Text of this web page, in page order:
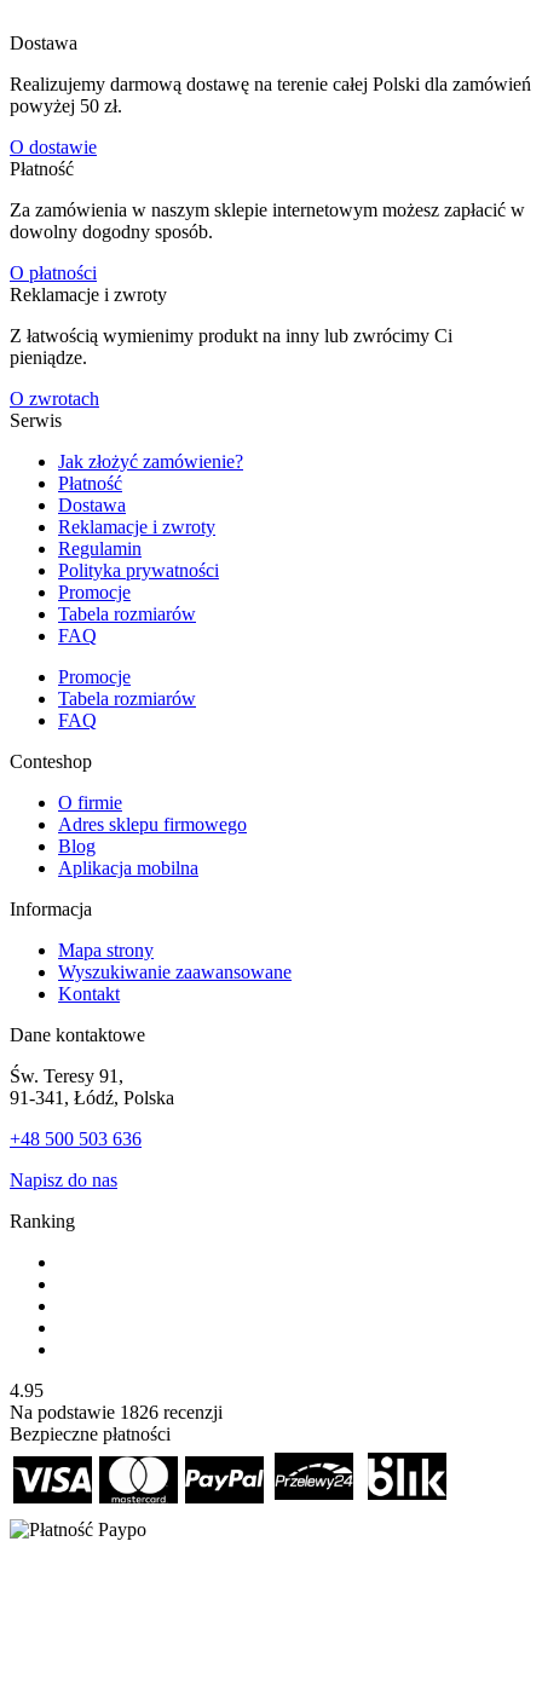
Dostawa
Realizujemy darmową dostawę na terenie całej Polski dla zamówień
powyżej 50 zł.
O dostawie
Płatność
Za zamówienia w naszym sklepie internetowym możesz zapłacić w
dowolny dogodny sposób.
O płatności
Reklamacje i zwroty
Z łatwością wymienimy produkt na inny lub zwrócimy Ci
pieniądze.
O zwrotach
Serwis
Jak złożyć zamówienie?
Płatność
Dostawa
Reklamacje i zwroty
Regulamin
Polityka prywatności
Promocje
Tabela rozmiarów
FAQ
Promocje
Tabela rozmiarów
FAQ
Conteshop
O firmie
Adres sklepu firmowego
Blog
Aplikacja mobilna
Informacja
Mapa strony
Wyszukiwanie zaawansowane
Kontakt
Dane kontaktowe
Św. Teresy 91,
91-341, Łódź, Polska
+48 500 503 636
Napisz do nas
Ranking
4.95
Na podstawie 1826 recenzji
Bezpieczne płatności